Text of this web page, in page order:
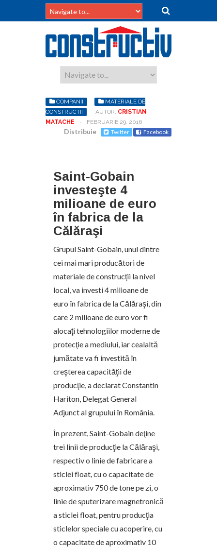
COMPANII
MATERIALE DE
CONSTRUCTII
AUTOR: CRISTIAN
MATACHE
- FEBRUARIE 29, 2016
Distribuie Twitter Facebook
Saint-Gobain
investeşte 4
milioane de euro
în fabrica de la
Călăraşi
Grupul Saint-Gobain, unul dintre
cei mai mari producători de
materiale de construcţii la nivel
local, va investi 4 milioane de
euro în fabrica de la Călăraşi, din
care 2 milioane de euro vor fi
alocaţi tehnologiilor moderne de
protecţie a mediului, iar cealaltă
jumătate va fi investită în
creşterea capacităţii de
producţie, a declarat Constantin
Hariton, Delegat General
Adjunct al grupului în România.
În prezent, Saint-Gobain deţine
trei linii de producţie la Călăraşi,
respectiv o linie de fabricare a
sticlei float, cu o capacitate de
aproximativ 750 de tone pe zi, o
linie de sputerizare magnetronică
a sticlei float, pentru producţia
sticlelor speciale cu acoperire, cu
o capacitate de aproximativ 10